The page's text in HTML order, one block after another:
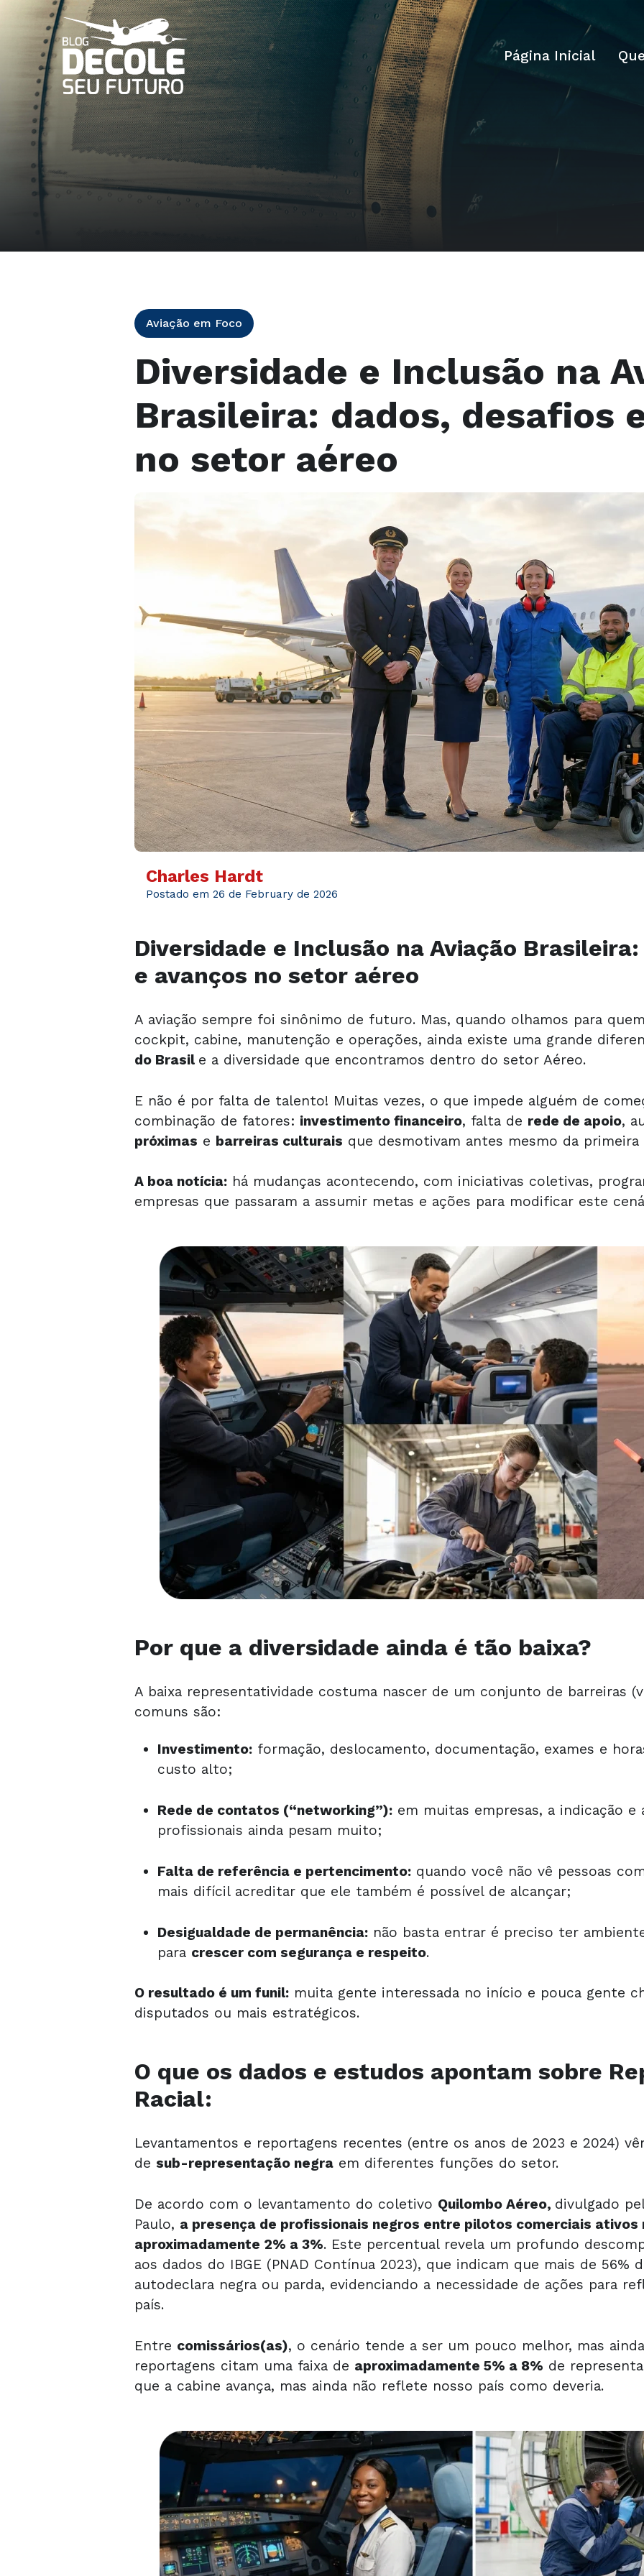
Página Inicial
Aviação em Foco
Diversidade e Inclusão na
Brasileira: dados, desafios
no setor aéreo
Charles Hardt
Postado em 26 de February de 2026
Diversidade e Inclusão na Aviação Brasileira:
e avanços no setor aéreo
A aviação sempre foi sinônimo de futuro. Mas, quando olhamos para
cockpit, cabine, manutenção e operações, ainda existe uma grande
do Brasil e a diversidade que encontramos dentro do setor Aéreo.
E não é por falta de talento! Muitas vezes, o que impede alguém de
combinação de fatores: investimento financeiro, falta de rede de apoio,
próximas e barreiras culturais que desmotivam antes mesmo da
A boa notícia: há mudanças acontecendo, com iniciativas coletivas,
empresas que passaram a assumir metas e ações para modificar este
Por que a diversidade ainda é tão baixa?
A baixa representatividade costuma nascer de um conjunto de barreiras
comuns são:
Investimento: formação, deslocamento, documentação, exames e
custo alto;
Rede de contatos (“networking”): em muitas empresas, a indicação e
profissionais ainda pesam muito;
Falta de referência e pertencimento: quando você não vê pessoas
mais difícil acreditar que ele também é possível de alcançar;
Desigualdade de permanência: não basta entrar é preciso ter
para crescer com segurança e respeito.
O resultado é um funil: muita gente interessada no início e pouca gente
disputados ou mais estratégicos.
O que os dados e estudos apontam sobre
Racial:
Levantamentos e reportagens recentes (entre os anos de 2023 e 2024)
de sub-representação negra em diferentes funções do setor.
De acordo com o levantamento do coletivo Quilombo Aéreo, divulgado
Paulo, a presença de profissionais negros entre pilotos comerciais ativos
aproximadamente 2% a 3%. Este percentual revela um profundo
aos dados do IBGE (PNAD Contínua 2023), que indicam que mais de 56%
autodeclara negra ou parda, evidenciando a necessidade de ações para
país.
Entre comissários(as), o cenário tende a ser um pouco melhor, mas
reportagens citam uma faixa de aproximadamente 5% a 8% de
que a cabine avança, mas ainda não reflete nosso país como deveria.